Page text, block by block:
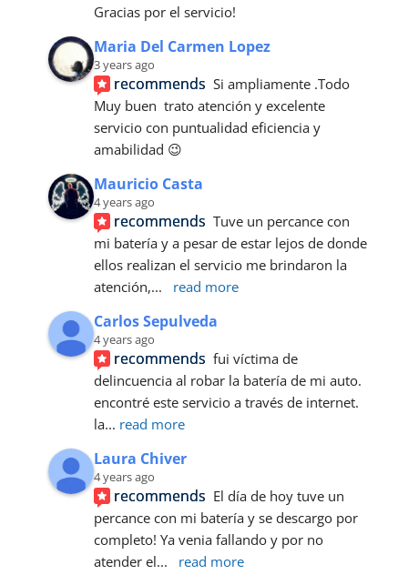
Gracias por el servicio!
Maria Del Carmen Lopez
3 years ago
recommends Si ampliamente .Todo
Muy buen  trato atención y excelente
servicio con puntualidad eficiencia y
amabilidad 😉
Mauricio Casta
4 years ago
recommends Tuve un percance con
mi batería y a pesar de estar lejos de donde
ellos realizan el servicio me brindaron la
atención,... read more
Carlos Sepulveda
4 years ago
recommends fui víctima de
delincuencia al robar la batería de mi auto.
encontré este servicio a través de internet.
la... read more
Laura Chiver
4 years ago
recommends El día de hoy tuve un
percance con mi batería y se descargo por
completo! Ya venia fallando y por no
atender el... read more